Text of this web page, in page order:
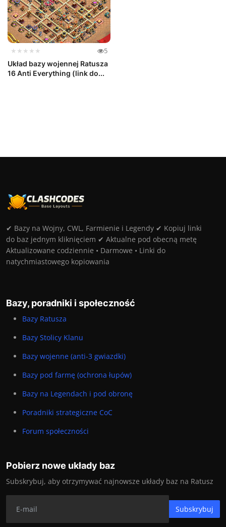
★★★★★ 5
Układ bazy wojennej Ratusza
16 Anti Everything (link do...
✔ Bazy na Wojny, CWL, Farmienie i Legendy ✔ Kopiuj linki
do baz jednym kliknięciem ✔ Aktualne pod obecną metę
Aktualizowane codziennie • Darmowe • Linki do
natychmiastowego kopiowania
Bazy, poradniki i społeczność
Bazy Ratusza
Bazy Stolicy Klanu
Bazy wojenne (anti-3 gwiazdki)
Bazy pod farmę (ochrona łupów)
Bazy na Legendach i pod obronę
Poradniki strategiczne CoC
Forum społeczności
Pobierz nowe układy baz
Subskrybuj, aby otrzymywać najnowsze układy baz na Ratusz
Subskrybuj